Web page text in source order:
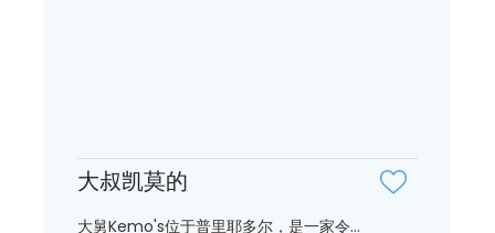
大叔凯莫的
大舅Kemo's位于普里耶多尔，是一家令...